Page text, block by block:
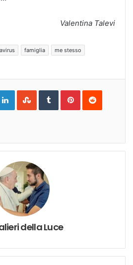
Valentina Talevi
famiglia
me stesso
LinkedInStumbleUpon
TumblrPinterestReddit
della Luce